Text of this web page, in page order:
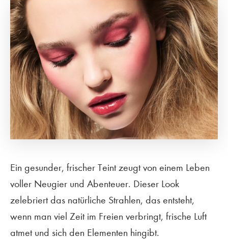
Ein gesunder, frischer Teint zeugt von einem Leben
voller Neugier und Abenteuer. Dieser Look
zelebriert das natürliche Strahlen, das entsteht,
wenn man viel Zeit im Freien verbringt, frische Luft
atmet und sich den Elementen hingibt.